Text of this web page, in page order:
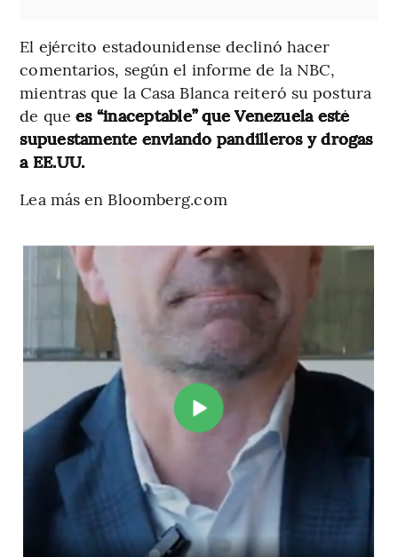
El ejército estadounidense declinó hacer
comentarios, según el informe de la NBC,
mientras que la Casa Blanca reiteró su postura
de que es “inaceptable” que Venezuela esté
supuestamente enviando pandilleros y drogas
a EE.UU.
Lea más en Bloomberg.com